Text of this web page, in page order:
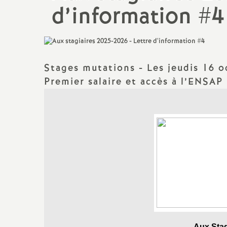
Titulaire sur Zone de
Remplacement
d’information #4
Stages mutations - Les jeudis 16
Premier salaire et accès à l’ENSAP